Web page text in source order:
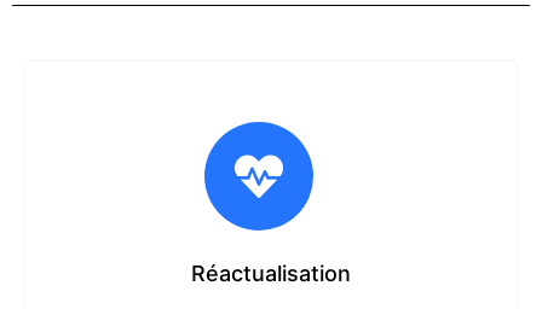
Réactualisation